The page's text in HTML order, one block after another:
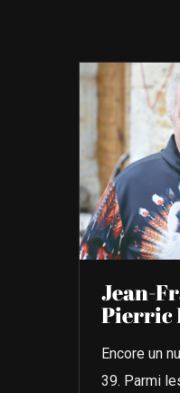
Jean-
Pierric
Encore un
39. Parmi